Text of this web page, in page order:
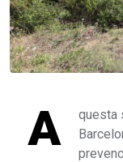
A
questa